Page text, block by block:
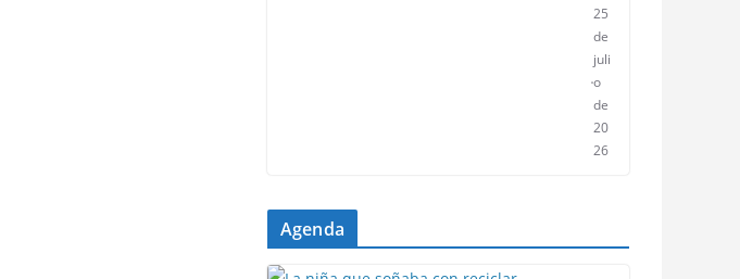
25
de
juli
o
de
20
26
Agenda